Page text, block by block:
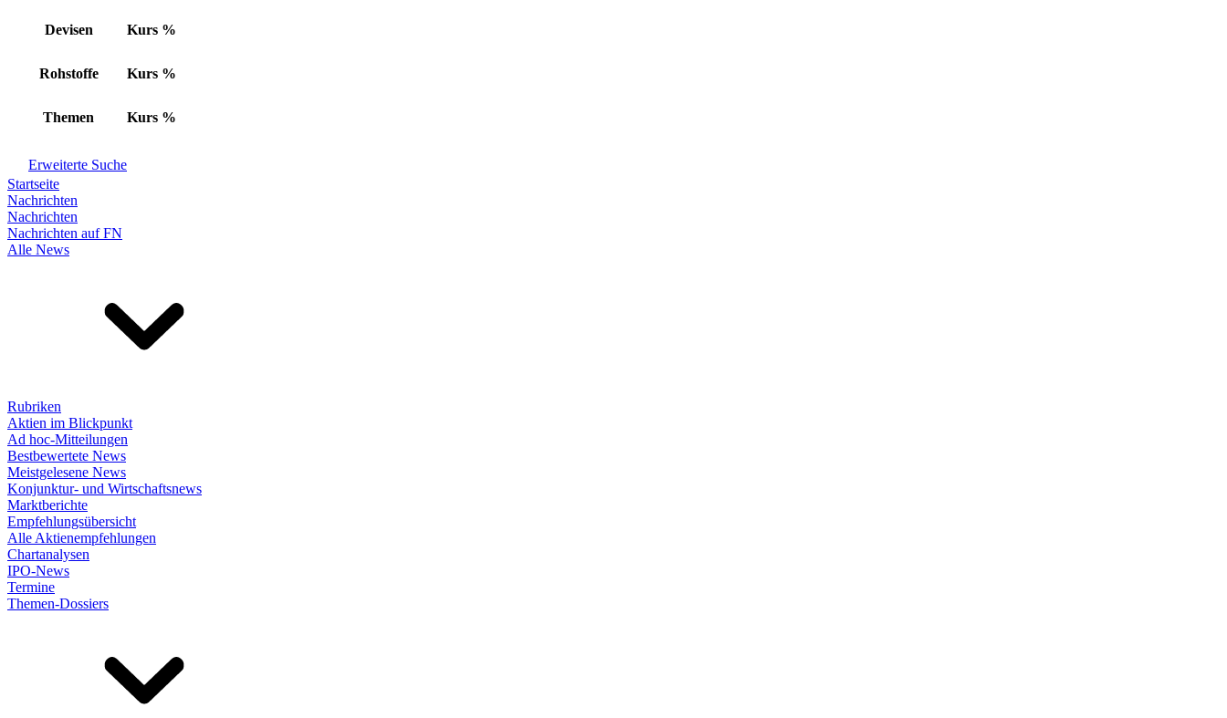
Devisen Kurs %
Rohstoffe Kurs %
Themen Kurs %
Erweiterte Suche
Startseite
Nachrichten
Nachrichten
Nachrichten auf FN
Alle News
Rubriken
Aktien im Blickpunkt
Ad hoc-Mitteilungen
Bestbewertete News
Meistgelesene News
Konjunktur- und Wirtschaftsnews
Marktberichte
Empfehlungsübersicht
Alle Aktienempfehlungen
Chartanalysen
IPO-News
Termine
Themen-Dossiers